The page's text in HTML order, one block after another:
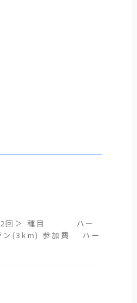
12回＞ 種目 ハー
ン(3km) 参加費 ハー